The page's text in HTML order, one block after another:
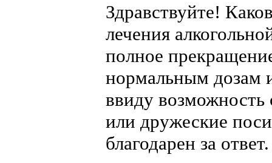
Здравствуйте!
лечения
полное
нормальным дозам
ввиду возможность
или дружеские
благодарен за ответ.